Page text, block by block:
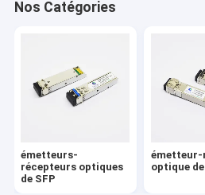
Nos Catégories
émetteurs-
récepteurs optiques
de SFP
émetteur-
optique